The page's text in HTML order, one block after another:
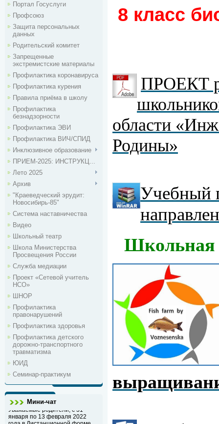
Портал Госуслуги
Профсоюз
Защита персональных
данных
Родительский комитет
Запрещенные
экстремистские материалы
Профилактика коронавируса
Профилактика курения
Правила приёма в школу
Профилактика
безнадзорности
Профилактика ЭВИ
Профилактика ВИЧ/СПИД
Инклюзивное образование
ПРИЕМ-2025: ИНСТРУКЦ...
Лето 2025
Архив
"Краеведческий эрудит:
Новосибирь-85"
Система наставничества
Видео
Школьный театр
Школа Министерства
Просвещения России
Служба медиации
Проект «Сетевой учитель
НСО»
ШНОР
Профилактика
правонарушений
Профилактика здоровья
Профилактика детского
дорожно-транспортного
травматизма
ЮИД
Семинар-практикум
Мини-чат
8 класс
ПРОЕКТ
области
Родины»
Учебный
Школьная